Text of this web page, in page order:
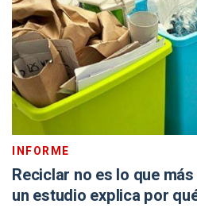
INFORME
Reciclar no es lo que
un estudio explica por